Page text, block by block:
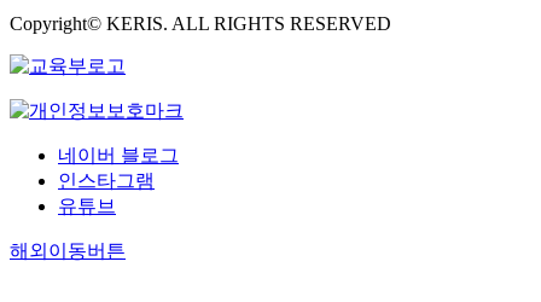
Copyright© KERIS. ALL RIGHTS RESERVED
네이버 블로그
인스타그램
유튜브
해외이동버튼